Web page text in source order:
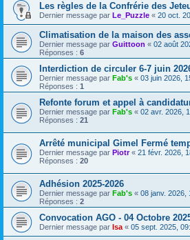
Les règles de la Confrérie des
Dernier message par Le_Puzzle « 20 oct.
Climatisation de la maison des
Dernier message par Guittoon « 02 août
Réponses : 6
Interdiction de circuler 6-7 juin
Dernier message par Fab's « 03 juin 2026,
Réponses : 1
Refonte forum et appel à
Dernier message par Fab's « 02 avr. 2026,
Réponses : 21
Arrêté municipal Gimel Fermé
Dernier message par Piotr« 21 févr. 2026,
Réponses : 20
Adhésion 2025-2026
Dernier message par Fab's « 08 janv. 2026,
Réponses : 2
Convocation AGO - 04 Octobre
Dernier message par Isa « 05 sept. 2025,